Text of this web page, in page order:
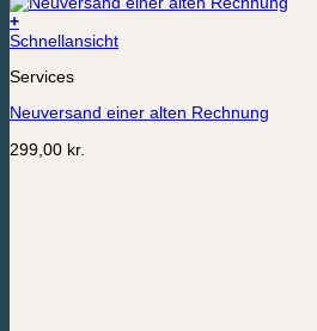
+
Schnellansicht
Services
Neuversand einer alten Rechnung
299,00 kr.